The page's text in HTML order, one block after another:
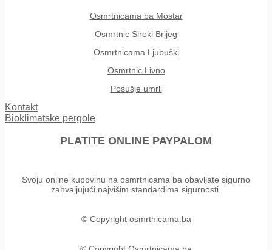
Osmrtnicama ba Mostar
Osmrtnic Siroki Brijeg
Osmrtnicama Ljubuški
Osmrtnic Livno
Posušje umrli
Kontakt
Bioklimatske pergole
PLATITE ONLINE PAYPALOM
Svoju online kupovinu na osmrtnicama ba obavljate sigurno
zahvaljujući najvišim standardima sigurnosti.
© Copyright osmrtnicama.ba